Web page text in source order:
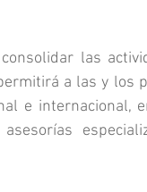
las
a las y los
e internacional,